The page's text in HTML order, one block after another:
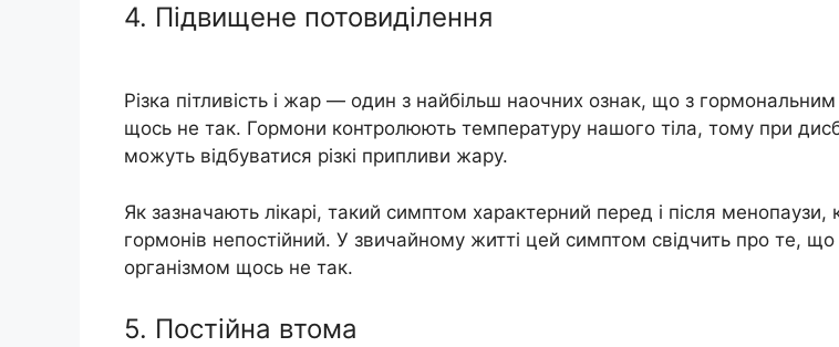
4. Підвищене потовиділення
Різка пітливість і жар — один з найбільш наочних ознак, що з
щось не так. Гормони контролюють температуру нашого тіла, тому при
можуть відбуватися різкі припливи жару.
Як зазначають лікарі, такий симптом характерний перед і після менопаузи,
гормонів непостійний. У звичайному житті цей симптом свідчить про те, що
організмом щось не так.
5. Постійна втома